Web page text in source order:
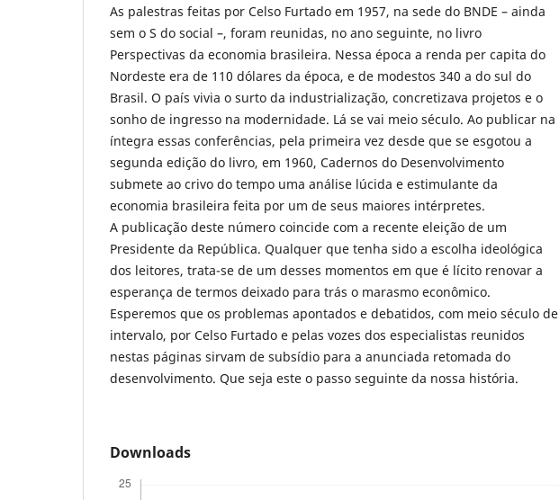
As palestras feitas por Celso Furtado em 1957, na sede do BNDE – ainda
sem o S do social –, foram reunidas, no ano seguinte, no livro
Perspectivas da economia brasileira. Nessa época a renda per capita do
Nordeste era de 110 dólares da época, e de modestos 340 a do sul do
Brasil. O país vivia o surto da industrialização, concretizava projetos e o
sonho de ingresso na modernidade. Lá se vai meio século. Ao publicar na
íntegra essas conferências, pela primeira vez desde que se esgotou a
segunda edição do livro, em 1960, Cadernos do Desenvolvimento
submete ao crivo do tempo uma análise lúcida e estimulante da
economia brasileira feita por um de seus maiores intérpretes.
A publicação deste número coincide com a recente eleição de um
Presidente da República. Qualquer que tenha sido a escolha ideológica
dos leitores, trata-se de um desses momentos em que é lícito renovar a
esperança de termos deixado para trás o marasmo econômico.
Esperemos que os problemas apontados e debatidos, com meio século de
intervalo, por Celso Furtado e pelas vozes dos especialistas reunidos
nestas páginas sirvam de subsídio para a anunciada retomada do
desenvolvimento. Que seja este o passo seguinte da nossa história.
Downloads